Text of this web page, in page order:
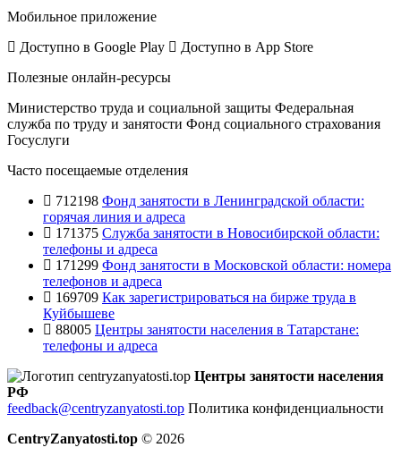
Мобильное приложение
Доступно в Google Play Доступно в App Store
Полезные онлайн-ресурсы
Министерство труда и социальной защиты Федеральная
служба по труду и занятости Фонд социального страхования
Госуслуги
Часто посещаемые отделения
712198 Фонд занятости в Ленинградской области:
горячая линия и адреса
171375 Служба занятости в Новосибирской области:
телефоны и адреса
171299 Фонд занятости в Московской области: номера
телефонов и адреса
169709 Как зарегистрироваться на бирже труда в
Куйбышеве
88005 Центры занятости населения в Татарстане:
телефоны и адреса
Центры занятости населения
РФ
feedback@centryzanyatosti.top Политика конфиденциальности
CentryZanyatosti.top © 2026